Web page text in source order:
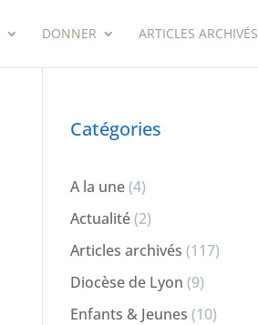
DONNER ARTICLES ARCHIVÉS
Catégories
A la une(4)
Actualité(2)
Articles archivés (117)
Diocèse de Lyon (9)
Enfants & Jeunes (10)